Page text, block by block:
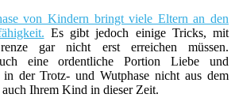
von Kindern bringt viele Eltern an den
Es gibt jedoch einige Tricks, mit
gar nicht erst erreichen müssen.
eine ordentliche Portion Liebe und
der Trotz- und Wutphase nicht aus dem
Ihrem Kind in dieser Zeit.